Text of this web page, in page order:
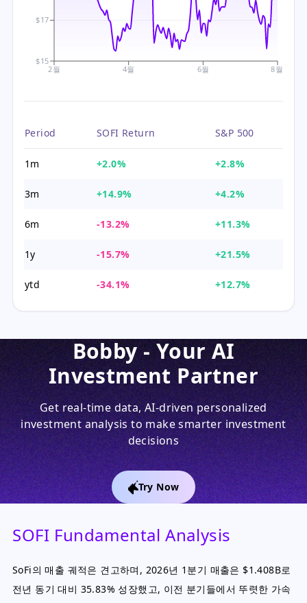
2월 4월 6월 8월
$15
$17
Period SOFI Return S&P 500
1m +2.0% +2.8%
3m +14.9% +4.2%
6m -13.2% +11.3%
1y -15.7% +21.5%
ytd -34.1% +12.7%
Bobby - Your AI
Investment Partner
Get real-time data, AI-driven personalized
investment analysis to make smarter investment
decisions
Try Now
SOFI Fundamental Analysis
SoFi의 매출 궤적은 견고하며, 2026년 1분기 매출은 $1.408B로
전년 동기 대비 35.83% 성장했고, 이전 분기들에서 뚜렷한 가속